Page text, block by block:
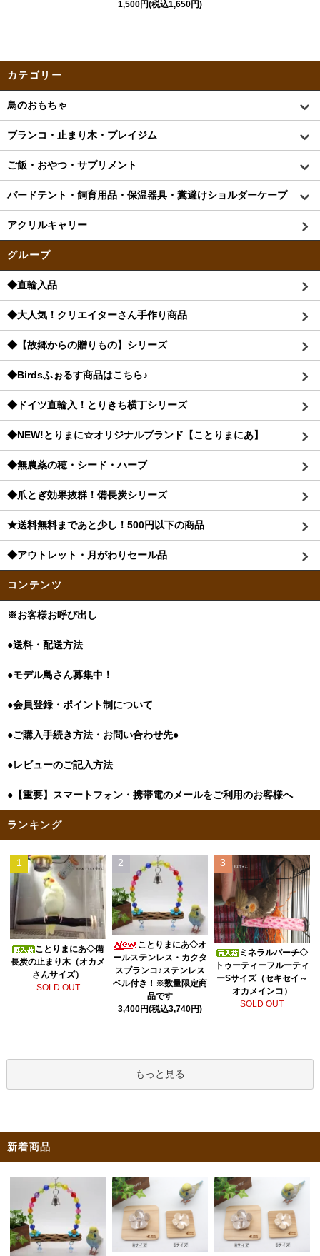
1,500円(税込1,650円)
カテゴリー
鳥のおもちゃ
ブランコ・止まり木・プレイジム
ご飯・おやつ・サプリメント
バードテント・飼育用品・保温器具・糞避けショルダーケープ
アクリルキャリー
グループ
◆直輸入品
◆大人気！クリエイターさん手作り商品
◆【故郷からの贈りもの】シリーズ
◆Birdsふぉるす商品はこちら♪
◆ドイツ直輸入！とりきち横丁シリーズ
◆NEW!とりまに☆オリジナルブランド【ことりまにあ】
◆無農薬の穂・シード・ハーブ
◆爪とぎ効果抜群！備長炭シリーズ
★送料無料まであと少し！500円以下の商品
◆アウトレット・月がわりセール品
コンテンツ
※お客様お呼び出し
●送料・配送方法
●モデル鳥さん募集中！
●会員登録・ポイント制について
●ご購入手続き方法・お問い合わせ先●
●レビューのご記入方法
●【重要】スマートフォン・携帯電のメールをご利用のお客様へ
ランキング
1
ことりまにあ◇備
長炭の止まり木（オカメ
さんサイズ）
SOLD OUT
2
ことりまにあ◇オ
ールステンレス・カクタ
スブランコ♪ステンレス
ベル付き！※数量限定商
品です
3,400円(税込3,740円)
3
ミネラルパーチ◇
トゥーティーフルーティ
ーSサイズ（セキセイ～
オカメインコ）
SOLD OUT
もっと見る
新着商品